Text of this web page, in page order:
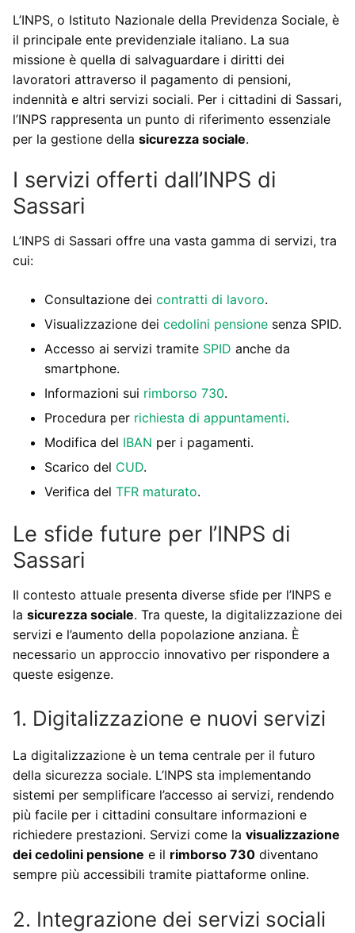
L’INPS, o Istituto Nazionale della Previdenza Sociale, è
il principale ente previdenziale italiano. La sua
missione è quella di salvaguardare i diritti dei
lavoratori attraverso il pagamento di pensioni,
indennità e altri servizi sociali. Per i cittadini di Sassari,
l’INPS rappresenta un punto di riferimento essenziale
per la gestione della sicurezza sociale.
I servizi offerti dall’INPS di
Sassari
L’INPS di Sassari offre una vasta gamma di servizi, tra
cui:
Consultazione dei contratti di lavoro.
Visualizzazione dei cedolini pensione senza SPID.
Accesso ai servizi tramite SPID anche da
smartphone.
Informazioni sui rimborso 730.
Procedura per richiesta di appuntamenti.
Modifica del IBAN per i pagamenti.
Scarico del CUD.
Verifica del TFR maturato.
Le sfide future per l’INPS di
Sassari
Il contesto attuale presenta diverse sfide per l’INPS e
la sicurezza sociale. Tra queste, la digitalizzazione dei
servizi e l’aumento della popolazione anziana. È
necessario un approccio innovativo per rispondere a
queste esigenze.
1. Digitalizzazione e nuovi servizi
La digitalizzazione è un tema centrale per il futuro
della sicurezza sociale. L’INPS sta implementando
sistemi per semplificare l’accesso ai servizi, rendendo
più facile per i cittadini consultare informazioni e
richiedere prestazioni. Servizi come la visualizzazione
dei cedolini pensione e il rimborso 730 diventano
sempre più accessibili tramite piattaforme online.
2. Integrazione dei servizi sociali